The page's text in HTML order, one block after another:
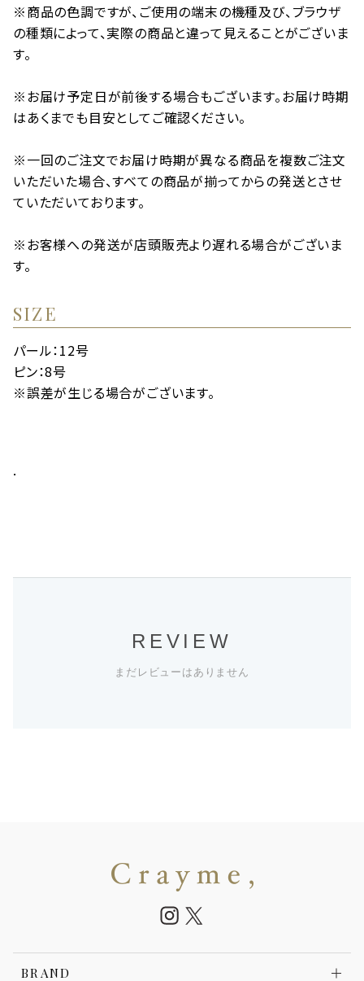
※商品の色調ですが、ご使用の端末の機種及び、ブラウザ
の種類によって、実際の商品と違って見えることがございま
す。
※お届け予定日が前後する場合もございます。お届け時期
はあくまでも目安としてご確認ください。
※一回のご注文でお届け時期が異なる商品を複数ご注文
いただいた場合、すべての商品が揃ってからの発送とさせ
ていただいております。
※お客様への発送が店頭販売より遅れる場合がございま
す。
SIZE
パール：12号
ピン：8号
※誤差が生じる場合がございます。
.
REVIEW
まだレビューはありません
BRAND